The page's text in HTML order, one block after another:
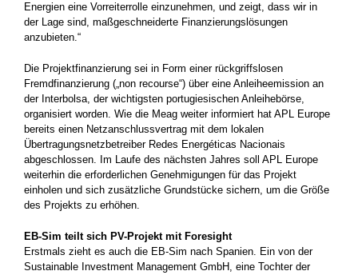
Energien eine Vorreiterrolle einzunehmen, und zeigt, dass wir in
der Lage sind, maßgeschneiderte Finanzierungslösungen
anzubieten.“
Die Projektfinanzierung sei in Form einer rückgriffslosen
Fremdfinanzierung („non recourse“) über eine Anleiheemission an
der Interbolsa, der wichtigsten portugiesischen Anleihebörse,
organisiert worden. Wie die Meag weiter informiert hat APL Europe
bereits einen Netzanschlussvertrag mit dem lokalen
Übertragungsnetzbetreiber Redes Energéticas Nacionais
abgeschlossen. Im Laufe des nächsten Jahres soll APL Europe
weiterhin die erforderlichen Genehmigungen für das Projekt
einholen und sich zusätzliche Grundstücke sichern, um die Größe
des Projekts zu erhöhen.
EB-Sim teilt sich PV-Projekt mit Foresight
Erstmals zieht es auch die EB-Sim nach Spanien. Ein von der
Sustainable Investment Management GmbH, eine Tochter der